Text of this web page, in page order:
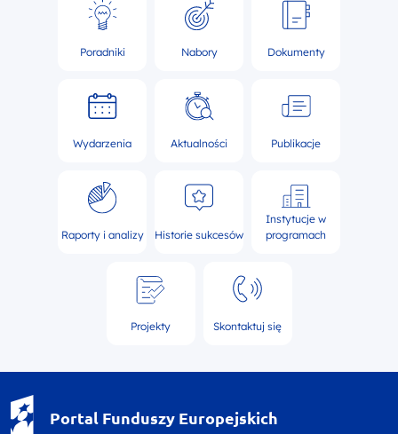
Poradniki Nabory Dokumenty
Wydarzenia Aktualności Publikacje
Raporty i analizy Historie sukcesów
Instytucje w
programach
Projekty Skontaktuj się
Portal Funduszy Europejskich